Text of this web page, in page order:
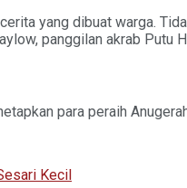
yang dibuat warga.
panggilan akrab Putu
para peraih
Kecil